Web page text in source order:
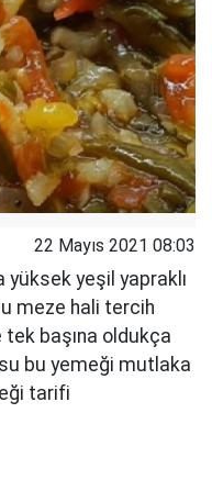
22 Mayıs 2021 08:03
yeşil yapraklı
meze hali tercih
başına oldukça
bu yemeği mutlaka
tarifi